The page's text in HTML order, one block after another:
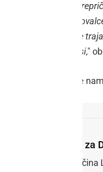
vizijo, smo
tudi gostov ter
rešene. Četudi je
pišejo lepši časi,"
za najem dvorca, še
Se